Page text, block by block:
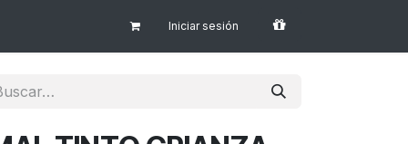
Iniciar sesión